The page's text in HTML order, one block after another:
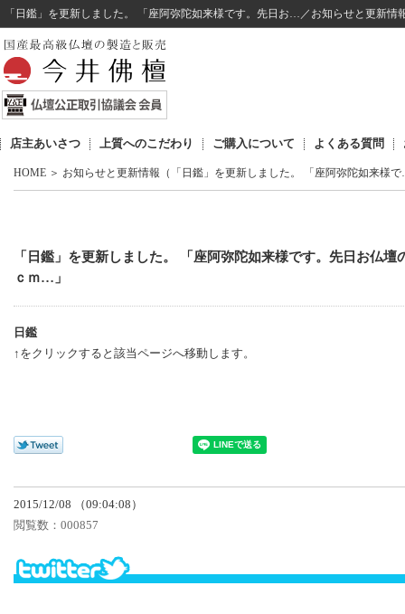
「日鑑」を更新しました。 「座阿弥陀如来様です。先日お…／お知らせと更新情
店主あいさつ 上質へのこだわり ご購入について よくある質問
HOME ＞ お知らせと更新情報（「日鑑」を更新しました。 「座阿弥陀如来様
「日鑑」を更新しました。 「座阿弥陀如来様です。先日お仏
ｃｍ…」
日鑑
↑をクリックすると該当ページへ移動します。
2015/12/08 （09:04:08）
閲覧数： 000857